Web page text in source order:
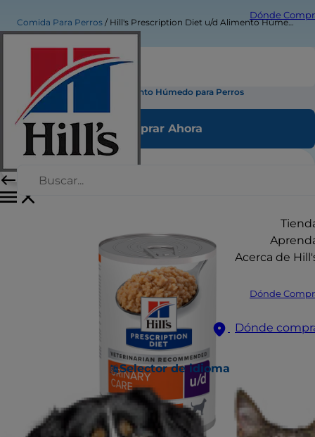
Dónde
Acerca de
Dónde
Dónde
Selector de idioma
Comida Para Perros Hill's Prescription Diet u/d Alimento Húmedo para Perros
Hill's Prescription Diet u/d Alimento Húmedo para Perros
Comprar Ahora